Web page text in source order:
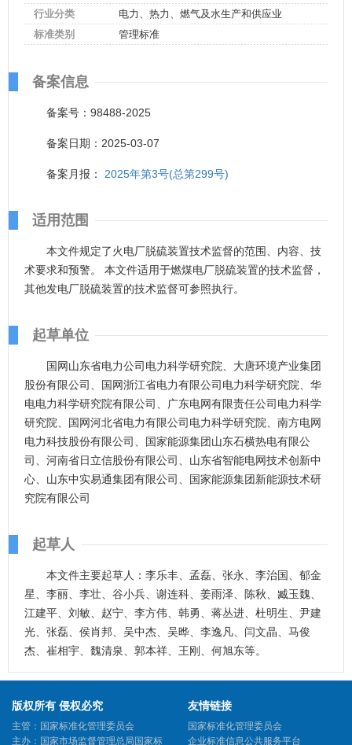
行业分类
电力、热力、燃气及水生产和供应业
标准类别
管理标准
备案信息
备案号：98488-2025
备案日期：2025-03-07
备案月报： 2025年第3号(总第299号)
适用范围
本文件规定了火电厂脱硫装置技术监督的范围、内容、技
术要求和预警。 本文件适用于燃煤电厂脱硫装置的技术监督，
其他发电厂脱硫装置的技术监督可参照执行。
起草单位
国网山东省电力公司电力科学研究院、大唐环境产业集团
股份有限公司、国网浙江省电力有限公司电力科学研究院、华
电电力科学研究院有限公司、广东电网有限责任公司电力科学
研究院、国网河北省电力有限公司电力科学研究院、南方电网
电力科技股份有限公司、国家能源集团山东石横热电有限公
司、河南省日立信股份有限公司、山东省智能电网技术创新中
心、山东中实易通集团有限公司、国家能源集团新能源技术研
究院有限公司
起草人
本文件主要起草人：李乐丰、孟磊、张永、李治国、郁金
星、李丽、李壮、谷小兵、谢连科、姜雨泽、陈秋、臧玉魏、
江建平、刘敏、赵宁、李方伟、韩勇、蒋丛进、杜明生、尹建
光、张磊、侯肖邦、吴中杰、吴晔、李逸凡、闫文晶、马俊
杰、崔相宇、魏清泉、郭本祥、王刚、何旭东等。
版权所有 侵权必究
主管：国家标准化管理委员会
主办：国家市场监督管理总局国家标
友情链接
国家标准化管理委员会
企业标准信息公共服务平台